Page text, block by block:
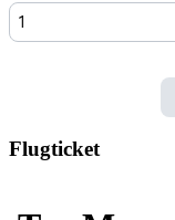
Flugticket